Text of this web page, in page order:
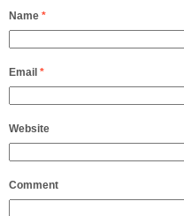
Name *
Email *
Website
Comment